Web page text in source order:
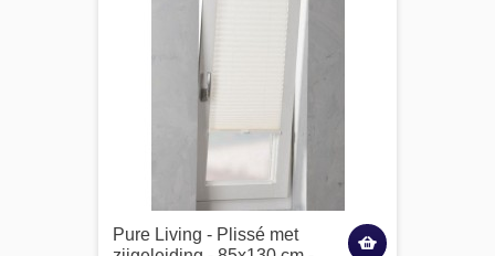
Pure Living - Plissé met